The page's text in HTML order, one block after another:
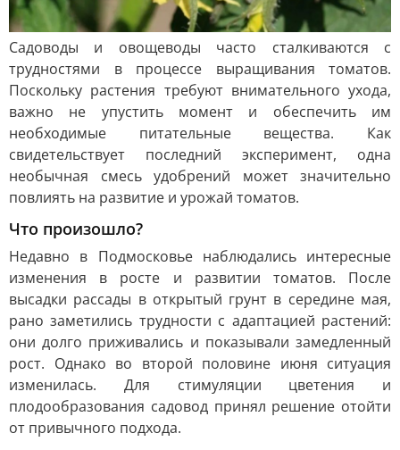
Садоводы и овощеводы часто сталкиваются с
трудностями в процессе выращивания томатов.
Поскольку растения требуют внимательного ухода,
важно не упустить момент и обеспечить им
необходимые питательные вещества. Как
свидетельствует последний эксперимент, одна
необычная смесь удобрений может значительно
повлиять на развитие и урожай томатов.
Что произошло?
Недавно в Подмосковье наблюдались интересные
изменения в росте и развитии томатов. После
высадки рассады в открытый грунт в середине мая,
рано заметились трудности с адаптацией растений:
они долго приживались и показывали замедленный
рост. Однако во второй половине июня ситуация
изменилась. Для стимуляции цветения и
плодообразования садовод принял решение отойти
от привычного подхода.